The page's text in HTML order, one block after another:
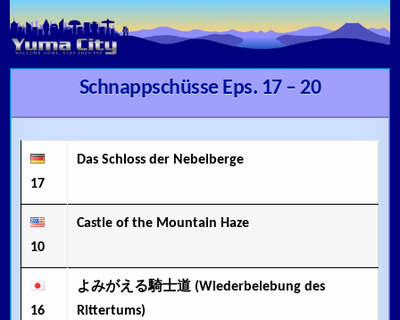
Skip to content
Schnappschüsse Eps. 17 – 20
17
Das Schloss der Nebelberge
10
Castle of the Mountain Haze
16
よみがえる騎士道 (Wiederbelebung des
Rittertums)